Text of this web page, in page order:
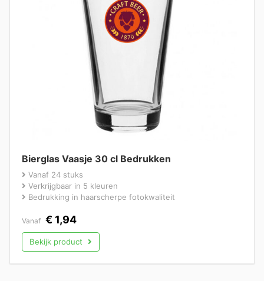
Bierglas Vaasje 30 cl Bedrukken
Vanaf 24 stuks
Verkrijgbaar in 5 kleuren
Bedrukking in haarscherpe fotokwaliteit
Vanaf € 1,94
Bekijk product